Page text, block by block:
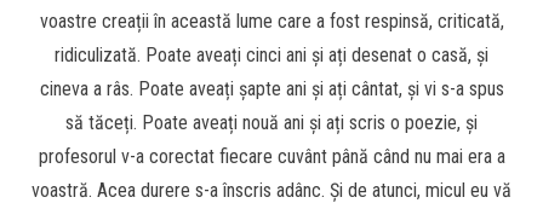
voastre creații în această lume care a fost respinsă, criticată,
ridiculizată. Poate aveați cinci ani și ați desenat o casă, și
cineva a râs. Poate aveați șapte ani și ați cântat, și vi s-a spus
să tăceți. Poate aveați nouă ani și ați scris o poezie, și
profesorul v-a corectat fiecare cuvânt până când nu mai era a
voastră. Acea durere s-a înscris adânc. Și de atunci, micul eu vă